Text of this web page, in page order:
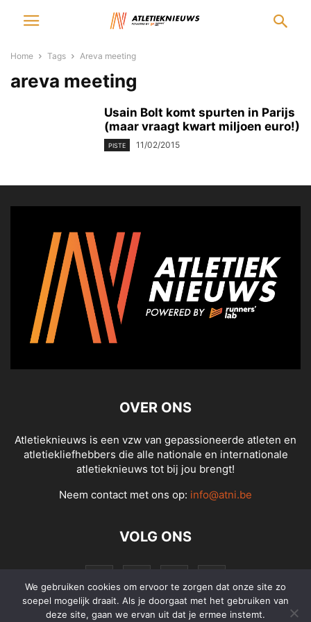
Home Tags Areva meeting
areva meeting
Usain Bolt komt spurten in Parijs
(maar vraagt kwart miljoen euro!)
PISTE 11/02/2015
OVER ONS
Atletieknieuws is een vzw van gepassioneerde atleten en
atletiekliefhebbers die alle nationale en internationale
atletieknieuws tot bij jou brengt!
Neem contact met ons op: info@atni.be
VOLG ONS
We gebruiken cookies om ervoor te zorgen dat onze site zo
soepel mogelijk draait. Als je doorgaat met het gebruiken van
deze site, gaan we ervan uit dat je ermee instemt.